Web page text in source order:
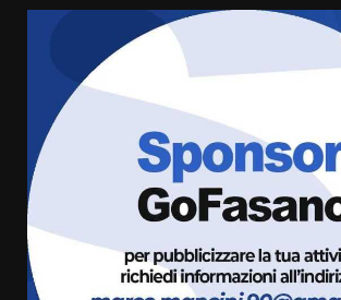
Cura dei beni comuni e
cittadinanza attiva:
l’avviso per la
condivisa della
Laureto
6 Agosto 2026 06:20